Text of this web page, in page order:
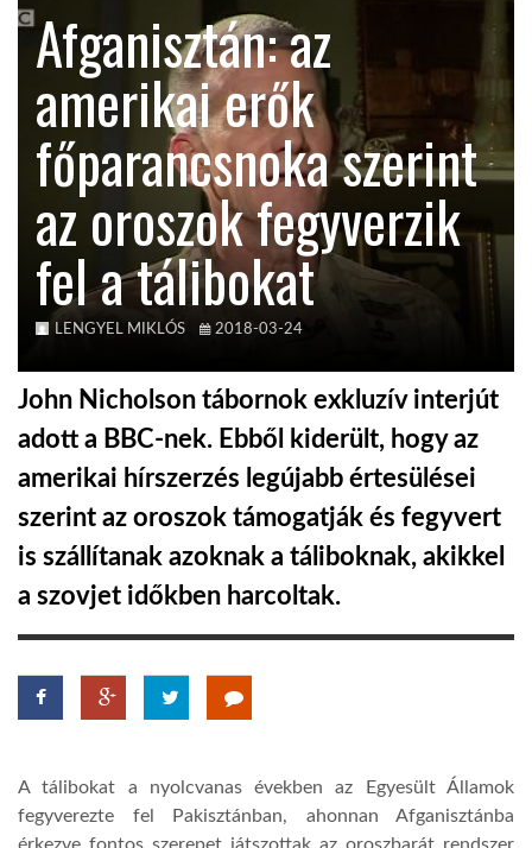
HÍR3D
TROPICALMAGAZIN
GLOBOTV
AFRIKA TUDÁSTÁR
A NAP SZÉPE
LINKTR.EE
GLOBOZSARU
DOBRAVERO.HU
LATIMO.HU
GLOBOBOOK
Afganisztán: az
amerikai erők
főparancsnoka szerint
az oroszok fegyverzik
fel a tálibokat
LENGYEL MIKLÓS 2018-03-24
John Nicholson tábornok exkluzív interjút
adott a BBC-nek. Ebből kiderült, hogy az
amerikai hírszerzés legújabb értesülései
szerint az oroszok támogatják és fegyvert
is szállítanak azoknak a táliboknak, akikkel
a szovjet időkben harcoltak.
A tálibokat a nyolcvanas években az Egyesült Államok
fegyverezte fel Pakisztánban, ahonnan Afganisztánba